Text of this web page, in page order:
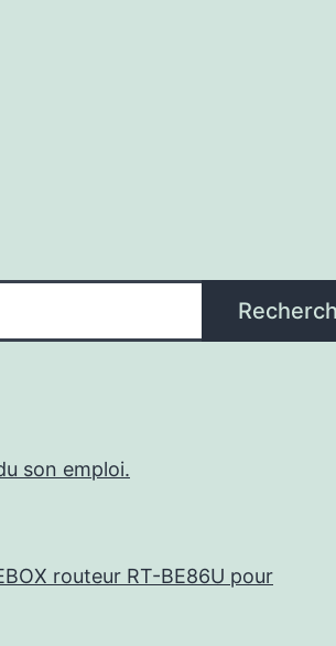
son emploi.
routeur RT-BE86U pour